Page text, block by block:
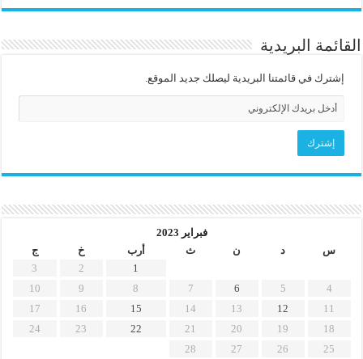
القائمة البريدية
إشترك في قائمتنا البريدية ليصلك جديد الموقع.
فبراير 2023
س
د ن ث أرب خ
ج
1
2
3
4
5
6
7
8
9
10
11
12
13
14
15
16
17
18
19
20
21
22
23
24
25
26
27
28